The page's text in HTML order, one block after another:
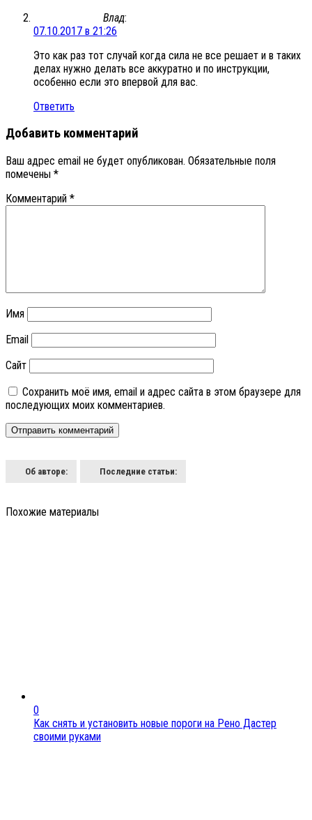
Влад:
07.10.2017 в 21:26
Это как раз тот случай когда сила не все решает и в таких
делах нужно делать все аккуратно и по инструкции,
особенно если это впервой для вас.
Ответить
Добавить комментарий
Ваш адрес email не будет опубликован. Обязательные поля
помечены *
Комментарий *
Имя
Email
Сайт
Сохранить моё имя, email и адрес сайта в этом браузере для
последующих моих комментариев.
Об авторе: Последние статьи:
Похожие материалы
0
Как снять и установить новые пороги на Рено Дастер
своими руками